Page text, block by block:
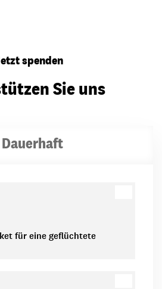
spenden
Sie uns
Dauerhaft
für eine geflüchtete